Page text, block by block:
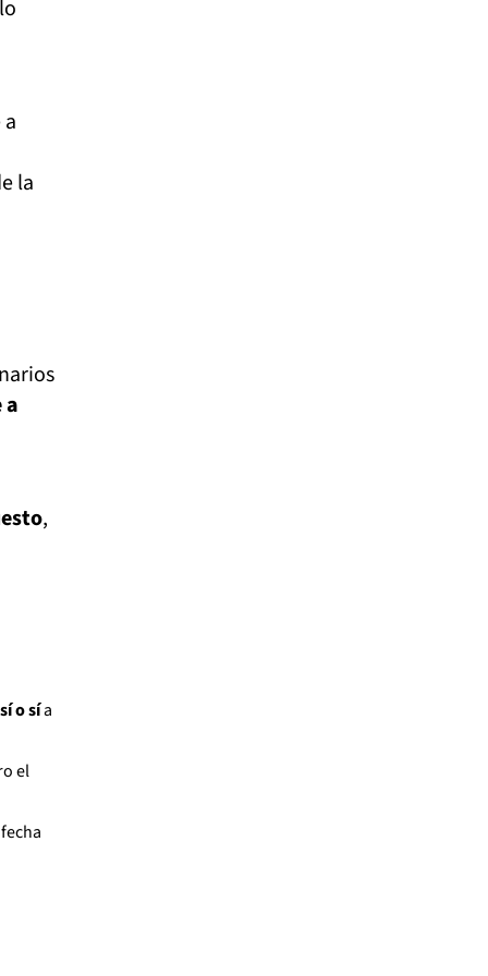
la
a
,
sí o sía
el